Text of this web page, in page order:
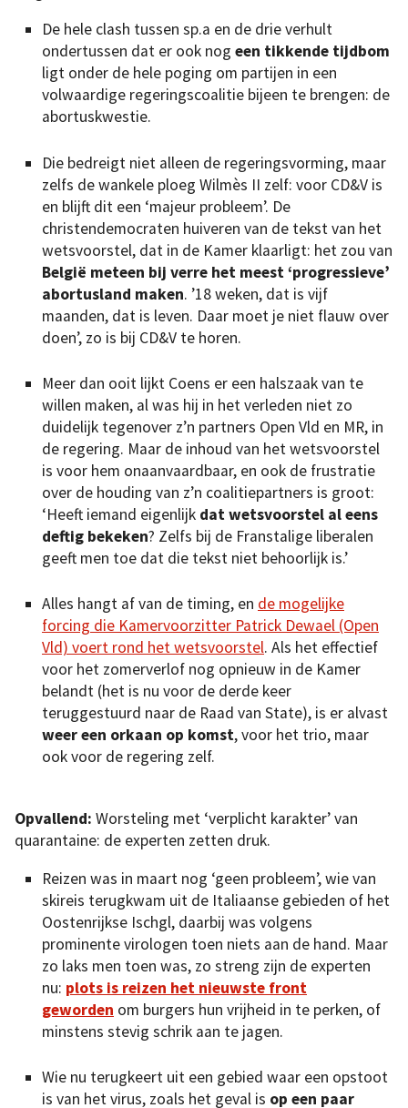
De hele clash tussen sp.a en de drie verhult
ondertussen dat er ook nog een tikkende tijdbom
ligt onder de hele poging om partijen in een
volwaardige regeringscoalitie bijeen te brengen: de
abortuskwestie.
Die bedreigt niet alleen de regeringsvorming, maar
zelfs de wankele ploeg Wilmès II zelf: voor CD&V is
en blijft dit een ‘majeur probleem’. De
christendemocraten huiveren van de tekst van het
wetsvoorstel, dat in de Kamer klaarligt: het zou van
België meteen bij verre het meest ‘progressieve’
abortusland maken. ’18 weken, dat is vijf
maanden, dat is leven. Daar moet je niet flauw over
doen’, zo is bij CD&V te horen.
Meer dan ooit lijkt Coens er een halszaak van te
willen maken, al was hij in het verleden niet zo
duidelijk tegenover z’n partners Open Vld en MR, in
de regering. Maar de inhoud van het wetsvoorstel
is voor hem onaanvaardbaar, en ook de frustratie
over de houding van z’n coalitiepartners is groot:
‘Heeft iemand eigenlijk dat wetsvoorstel al eens
deftig bekeken? Zelfs bij de Franstalige liberalen
geeft men toe dat die tekst niet behoorlijk is.’
Alles hangt af van de timing, en de mogelijke
forcing die Kamervoorzitter Patrick Dewael (Open
Vld) voert rond het wetsvoorstel. Als het effectief
voor het zomerverlof nog opnieuw in de Kamer
belandt (het is nu voor de derde keer
teruggestuurd naar de Raad van State), is er alvast
weer een orkaan op komst, voor het trio, maar
ook voor de regering zelf.
Opvallend: Worsteling met ‘verplicht karakter’ van
quarantaine: de experten zetten druk.
Reizen was in maart nog ‘geen probleem’, wie van
skireis terugkwam uit de Italiaanse gebieden of het
Oostenrijkse Ischgl, daarbij was volgens
prominente virologen toen niets aan de hand. Maar
zo laks men toen was, zo streng zijn de experten
nu: plots is reizen het nieuwste front
geworden om burgers hun vrijheid in te perken, of
minstens stevig schrik aan te jagen.
Wie nu terugkeert uit een gebied waar een opstoot
is van het virus, zoals het geval is op een paar